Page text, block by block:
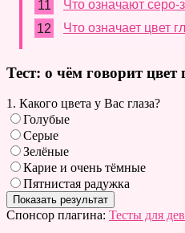
Что означают серо-
Что означает цвет
Тест: о чём говорит цвет
1. Какого цвета у Вас глаза?
Голубые
Серые
Зелёные
Карие и очень тёмные
Пятнистая радужка
Спонсор плагина: Тесты для